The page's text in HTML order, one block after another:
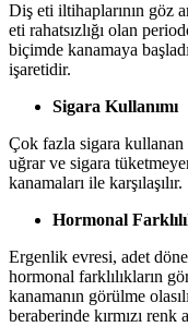
Diş eti iltihaplarının göz
eti rahatsızlığı olan
biçimde kanamaya
işaretidir.
Sigara Kullanımı
Çok fazla sigara kullanan
uğrar ve sigara
kanamaları ile karşılaşılır.
Hormonal
Ergenlik evresi, adet
hormonal farklılıkların
kanamanın görülme
beraberinde kırmızı